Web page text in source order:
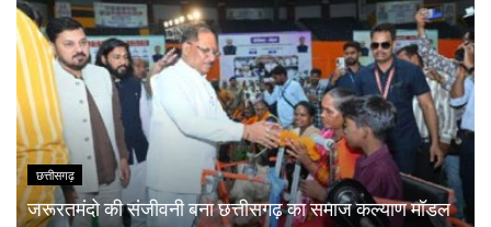
छत्तीसगढ़
जरूरतमंदो की संजीवनी बना छत्तीसगढ़ का समाज कल्याण मॉडल